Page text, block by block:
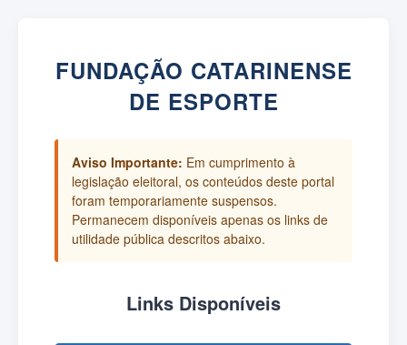
FUNDAÇÃO CATARINENSE
DE ESPORTE
Aviso Importante: Em cumprimento à
legislação eleitoral, os conteúdos deste portal
foram temporariamente suspensos.
Permanecem disponíveis apenas os links de
utilidade pública descritos abaixo.
Links Disponíveis